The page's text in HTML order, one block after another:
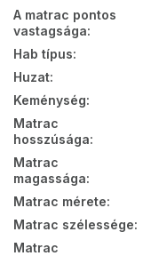
A matrac pontos
vastagsága:
Hab típus:
Huzat:
Keménység:
Matrac
hosszúsága:
Matrac
magassága:
Matrac mérete:
Matrac szélessége:
Matrac